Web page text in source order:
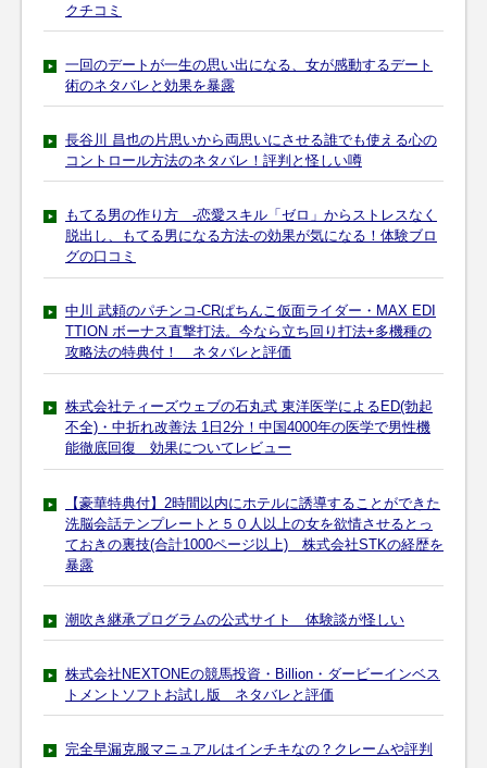
クチコミ
一回のデートが一生の思い出になる、女が感動するデート
術のネタバレと効果を暴露
長谷川 昌也の片思いから両思いにさせる誰でも使える心の
コントロール方法のネタバレ！評判と怪しい噂
もてる男の作り方 -恋愛スキル「ゼロ」からストレスなく
脱出し、もてる男になる方法-の効果が気になる！体験ブロ
グの口コミ
中川 武頼のパチンコ-CRぱちんこ仮面ライダー・MAX EDI
TTION ボーナス直撃打法。今なら立ち回り打法+多機種の
攻略法の特典付！ ネタバレと評価
株式会社ティーズウェブの石丸式 東洋医学によるED(勃起
不全)・中折れ改善法 1日2分！中国4000年の医学で男性機
能徹底回復 効果についてレビュー
【豪華特典付】2時間以内にホテルに誘導することができた
洗脳会話テンプレートと５０人以上の女を欲情させるとっ
ておきの裏技(合計1000ページ以上) 株式会社STKの経歴を
暴露
潮吹き継承プログラムの公式サイト 体験談が怪しい
株式会社NEXTONEの競馬投資・Billion・ダービーインベス
トメントソフトお試し版 ネタバレと評価
完全早漏克服マニュアルはインチキなの？クレームや評判